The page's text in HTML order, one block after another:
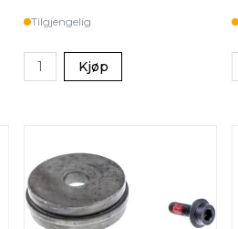
Tilgjengelig
Kjøp